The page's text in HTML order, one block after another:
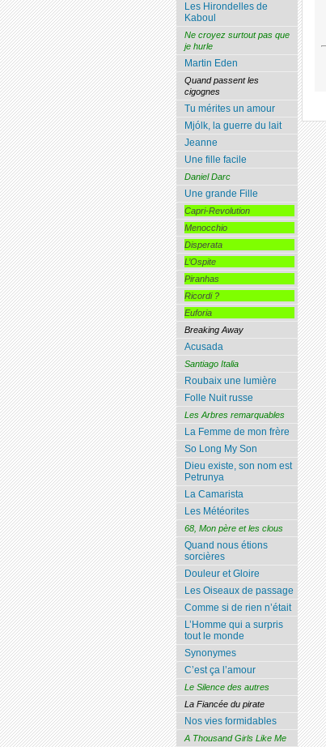
Les Hirondelles de
Kaboul
Ne croyez surtout pas que
je hurle
Martin Eden
Quand passent les
cigognes
Tu mérites un amour
Mjólk, la guerre du lait
Jeanne
Une fille facile
Daniel Darc
Une grande Fille
Capri-Revolution
Menocchio
Disperata
L’Ospite
Piranhas
Ricordi ?
Euforia
Breaking Away
Acusada
Santiago Italia
Roubaix une lumière
Folle Nuit russe
Les Arbres remarquables
La Femme de mon frère
So Long My Son
Dieu existe, son nom est
Petrunya
La Camarista
Les Météorites
68, Mon père et les clous
Quand nous étions
sorcières
Douleur et Gloire
Les Oiseaux de passage
Comme si de rien n’était
L’Homme qui a surpris
tout le monde
Synonymes
C’est ça l’amour
Le Silence des autres
La Fiancée du pirate
Nos vies formidables
A Thousand Girls Like Me